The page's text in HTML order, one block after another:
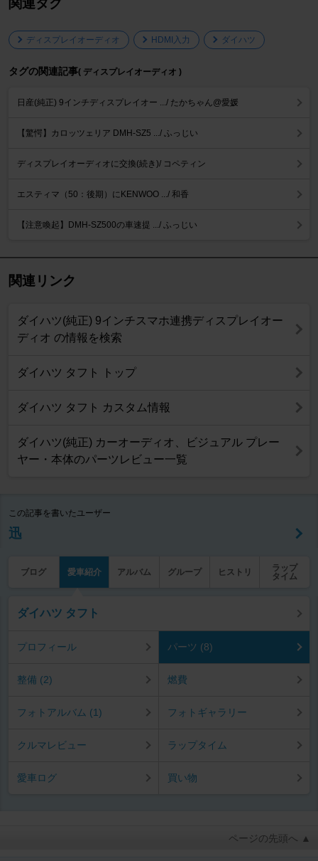
関連タグ
ディスプレイオーディオ HDMI入力 ダイハツ
タグの関連記事( ディスプレイオーディオ )
日産(純正) 9インチディスプレイオー .../ たかちゃん@愛媛
【驚愕】カロッツェリア DMH-SZ5 .../ ふっじい
ディスプレイオーディオに交換(続き)/ コペティン
エスティマ（50：後期）にKENWOO .../ 和香
【注意喚起】DMH-SZ500の車速提 .../ ふっじい
関連リンク
ダイハツ(純正) 9インチスマホ連携ディスプレイオー
ディオ の情報を検索
ダイハツ タフト トップ
ダイハツ タフト カスタム情報
ダイハツ(純正) カーオーディオ、ビジュアル プレー
ヤー・本体のパーツレビュー一覧
この記事を書いたユーザー
迅
ブログ 愛車紹介 アルバム グループ ヒストリ
ラップ
タイム
ダイハツ タフト
プロフィール パーツ (8)
整備 (2) 燃費
フォトアルバム (1) フォトギャラリー
クルマレビュー ラップタイム
愛車ログ 買い物
ページの先頭へ ▲